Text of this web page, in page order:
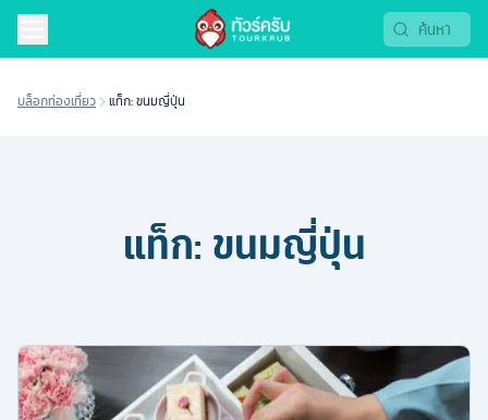
บล็อกท่องเที่ยว แท็ก: ขนมญี่ปุ่น
แท็ก: ขนมญี่ปุ่น